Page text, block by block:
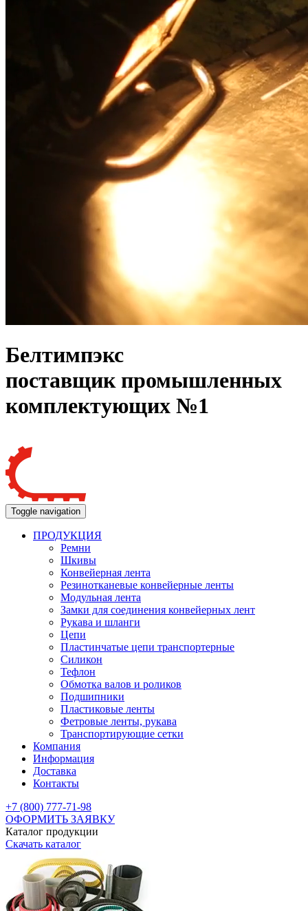
Белтимпэкс
поставщик промышленных
комплектующих №1
Toggle navigation
ПРОДУКЦИЯ
Ремни
Шкивы
Конвейерная лента
Резинотканевые конвейерные ленты
Модульная лента
Замки для соединения конвейерных лент
Рукава и шланги
Цепи
Пластинчатые цепи транспортерные
Силикон
Тефлон
Обмотка валов и роликов
Подшипники
Пластиковые ленты
Фетровые ленты, рукава
Транспортирующие сетки
Компания
Информация
Доставка
Контакты
+7 (800) 777-71-98
ОФОРМИТЬ ЗАЯВКУ
Каталог продукции
Скачать каталог